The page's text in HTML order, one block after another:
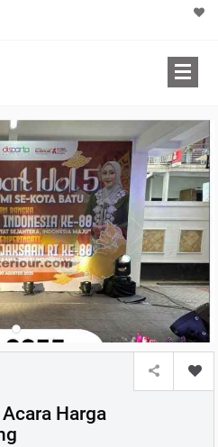
Harga